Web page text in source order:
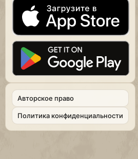
Aвторское право
Политика конфиденциальности